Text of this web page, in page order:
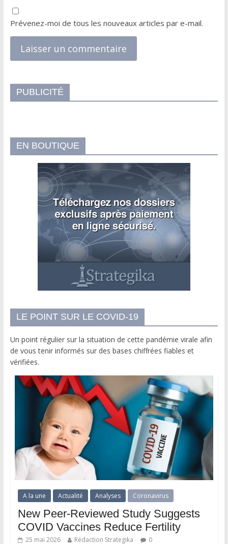
Prévenez-moi de tous les nouveaux articles par e-mail.
PUBLICITÉ
EN BOUTIQUE
LE POINT SUR LE COVID-19
Un point régulier sur la situation de cette pandémie virale afin
de vous tenir informés sur des bases chiffrées fiables et
vérifiées.
A la une Actualité Analyses Coronavirus
New Peer-Reviewed Study Suggests
COVID Vaccines Reduce Fertility
25 mai 2026 Rédaction Strategika 0